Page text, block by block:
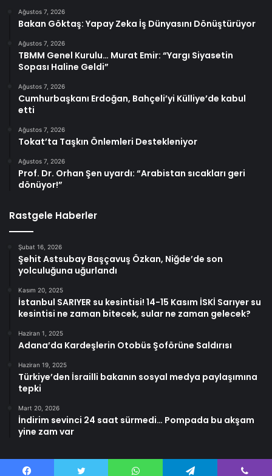
Ağustos 7, 2026
Bakan Göktaş: Yapay Zeka İş Dünyasını Dönüştürüyor
Ağustos 7, 2026
TBMM Genel Kurulu… Murat Emir: “Yargı Siyasetin
Sopası Haline Geldi”
Ağustos 7, 2026
Cumhurbaşkanı Erdoğan, Bahçeli’yi Külliye’de kabul
etti
Ağustos 7, 2026
Tokat’ta Taşkın Önlemleri Destekleniyor
Ağustos 7, 2026
Prof. Dr. Orhan Şen uyardı: “Arabistan sıcakları geri
dönüyor!”
Rastgele Haberler
Şubat 16, 2026
Şehit Astsubay Başçavuş Özkan, Niğde’de son
yolculuğuna uğurlandı
Kasım 20, 2025
İstanbul SARIYER su kesintisi! 14-15 Kasım İSKİ Sarıyer su
kesintisi ne zaman bitecek, sular ne zaman gelecek?
Haziran 1, 2025
Adana’da Kardeşlerin Otobüs Şoförüne Saldırısı
Haziran 19, 2025
Türkiye’den İsrailli bakanın sosyal medya paylaşımına
tepki
Mart 20, 2026
İndirim sevinci 24 saat sürmedi… Pompada bu akşam
yine zam var